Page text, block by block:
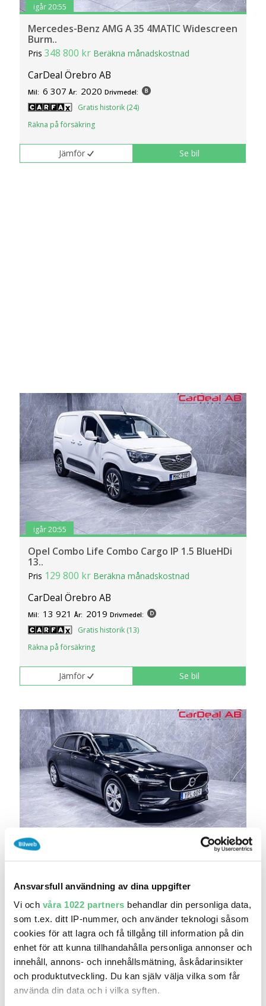
Ansvarsfull användning av dina uppgifter
Vi och våra 1022 partners behandlar din personliga data,
som t.ex. ditt IP-nummer, och använder teknologi såsom
cookies för att lagra och få tillgång till information på din
enhet för att kunna tillhandahålla personliga annonser och
innehåll, annons- och innehållsmätning, åskådarinsikter
och produktutveckling. Du kan själv välja vilka som får
använda din data och i vilka syften.
igår 20:55
Mercedes-Benz AMG A 35 4MATIC Widescreen
Burm..
Pris348 800 kr Beräkna månadskostnad
CarDeal Örebro AB
Mil: 6 307 År: 2020 Drivmedel:
Gratis historik (24)
Räkna på försäkring
Jämför Se bil
igår 20:55
Opel Combo Life Combo Cargo IP 1.5 BlueHDi
13..
Pris 129 800 kr Beräkna månadskostnad
CarDeal Örebro AB
Mil: 13 921 År: 2019 Drivmedel:
Gratis historik (13)
Räkna på försäkring
Jämför Se bil
igår 20:55
Pris148 800 kr Beräkna månadskostnad
CarDeal Örebro AB
Mil: 27 660 År: 2019 Drivmedel:
Gratis historik (14)
Räkna på försäkring
Jämför